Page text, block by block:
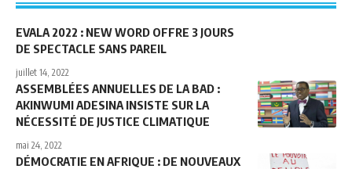
EVALA 2022 : NEW WORD OFFRE 3 JOURS
DE SPECTACLE SANS PAREIL
juillet 14, 2022
ASSEMBLÉES ANNUELLES DE LA BAD :
AKINWUMI ADESINA INSISTE SUR LA
NÉCESSITÉ DE JUSTICE CLIMATIQUE
mai 24, 2022
DÉMOCRATIE EN AFRIQUE : DE NOUVEAUX